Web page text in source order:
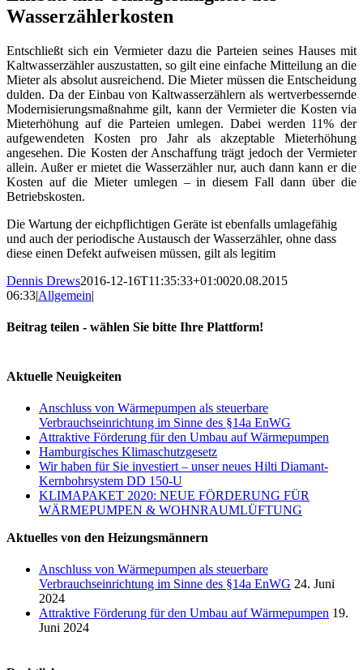
Wasserzählerkosten
Entschließt sich ein Vermieter dazu die Parteien seines Hauses mit
Kaltwasserzähler auszustatten, so gilt eine einfache Mitteilung an die
Mieter als absolut ausreichend. Die Mieter müssen die Entscheidung
dulden. Da der Einbau von Kaltwasserzählern als wertverbessernde
Modernisierungsmaßnahme gilt, kann der Vermieter die Kosten via
Mieterhöhung auf die Parteien umlegen. Dabei werden 11% der
aufgewendeten Kosten pro Jahr als akzeptable Mieterhöhung
angesehen. Die Kosten der Anschaffung trägt jedoch der Vermieter
allein. Außer er mietet die Wasserzähler nur, auch dann kann er die
Kosten auf die Mieter umlegen – in diesem Fall dann über die
Betriebskosten.
Die Wartung der eichpflichtigen Geräte ist ebenfalls umlagefähig
und auch der periodische Austausch der Wasserzähler, ohne dass
diese einen Defekt aufweisen müssen, gilt als legitim
Dennis Drews2016-12-16T11:35:33+01:0020.08.2015
06:33|Allgemein|
Beitrag teilen - wählen Sie bitte Ihre Plattform!
Mail
Aktuelle Neuigkeiten
Anschluss von Wärmepumpen als steuerbare
Verbrauchseinrichtung im Sinne des §14a EnWG
Attraktive Förderung für den Umbau auf Wärmepumpen
Hamburgisches Klimaschutzgesetz
Wir haben für Sie investiert – unser neues Hilti Diamant-
Kernbohrsystem DD 150-U
KLIMAPAKET 2020: NEUE FÖRDERUNG FÜR
WÄRMEPUMPEN & WOHNRAUMLÜFTUNG
Aktuelles von den Heizungsmännern
Anschluss von Wärmepumpen als steuerbare
Verbrauchseinrichtung im Sinne des §14a EnWG 24. Juni
2024
Attraktive Förderung für den Umbau auf Wärmepumpen 19.
Juni 2024